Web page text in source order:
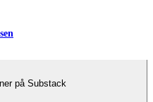
på Substack